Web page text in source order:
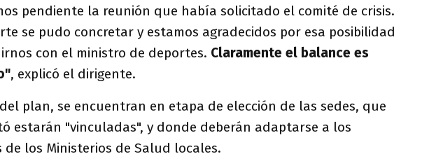
pendiente la reunión que había solicitado el comité de crisis.
se pudo concretar y estamos agradecidos por esa posibilidad
con el ministro de deportes. Claramente el balance es
, explicó el dirigente.
plan, se encuentran en etapa de elección de las sedes, que
estarán "vinculadas", y donde deberán adaptarse a los
de los Ministerios de Salud locales.